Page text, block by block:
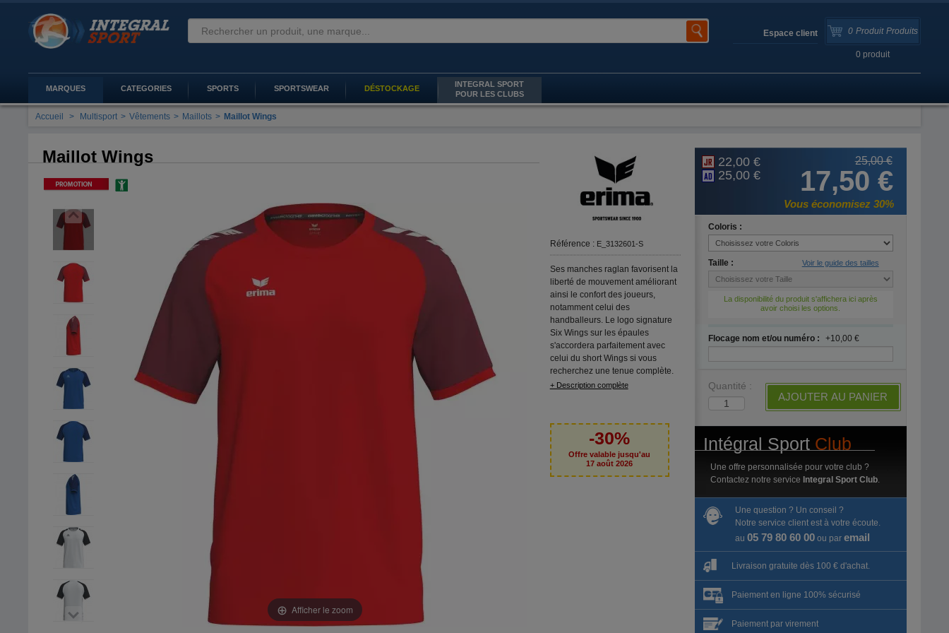
0 Produit Produits
0 produit
Espace client
MARQUES CATEGORIES SPORTS SPORTSWEAR DÉSTOCKAGE
INTEGRAL SPORT
POUR LES CLUBS
Accueil > Multisport > Vêtements > Maillots > Maillot Wings
Maillot Wings
Afficher le zoom
Référence : E_3132601-S
Ses manches raglan favorisent la
liberté de mouvement améliorant
ainsi le confort des joueurs,
notamment celui des
handballeurs. Le logo signature
Six Wings sur les épaules
s'accordera parfaitement avec
celui du short Wings si vous
recherchez une tenue complète.
+ Description complète
-30%
Offre valable jusqu'au
17 août 2026
22,00 €
25,00 €
25,00 €
17,50 €
Vous économisez 30%
Coloris :
Taille : Voir le guide des tailles
La disponibilité du produit s'affichera ici après
avoir choisi les options.
Flocage nom et/ou numéro : +10,00 €
Quantité :
AJOUTER AU PANIER
Intégral Sport Club
Une offre personnalisée pour votre club ?
Contactez notre service Integral Sport Club.
Une question ? Un conseil ?
Notre service client est à votre écoute.
au 05 79 80 60 00ou par email
Livraison gratuite dès 100 € d'achat.
Paiement en ligne 100% sécurisé
Paiement par virement